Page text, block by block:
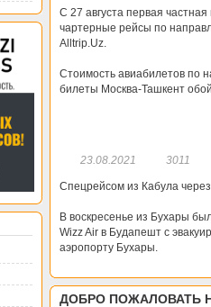
С 27 августа первая
чартерные рейсы по
Alltrip.Uz.
Стоимость авиабилетов по
билеты Москва-Ташкент
23.08.2021 3011
Спецрейсом из Кабула
В воскресенье из Бухары
Wizz Air в Будапешт с
аэропорту Бухары.
ДОБРО ПОЖАЛОВАТЬ